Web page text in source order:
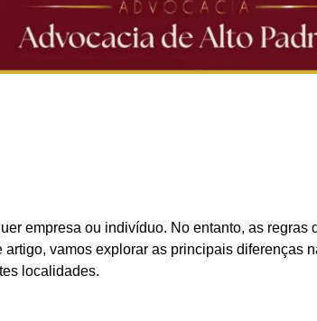
empresa ou indivíduo. No entanto, as
vamos explorar as principais diferenças
localidades.